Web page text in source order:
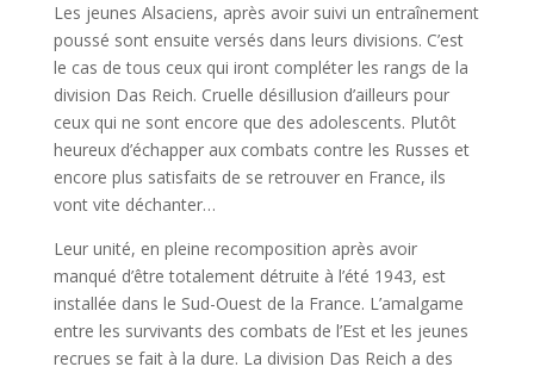
Les jeunes Alsaciens, après avoir suivi un entraînement
poussé sont ensuite versés dans leurs divisions. C’est
le cas de tous ceux qui iront compléter les rangs de la
division Das Reich. Cruelle désillusion d’ailleurs pour
ceux qui ne sont encore que des adolescents. Plutôt
heureux d’échapper aux combats contre les Russes et
encore plus satisfaits de se retrouver en France, ils
vont vite déchanter…
Leur unité, en pleine recomposition après avoir
manqué d’être totalement détruite à l’été 1943, est
installée dans le Sud-Ouest de la France. L’amalgame
entre les survivants des combats de l’Est et les jeunes
recrues se fait à la dure. La division Das Reich a des